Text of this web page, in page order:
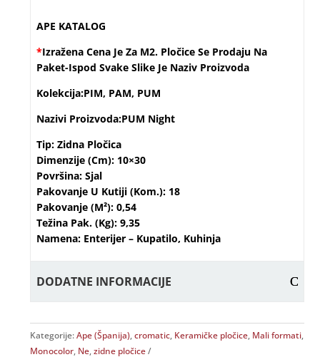
APE KATALOG
*Izražena Cena Je Za M2. Pločice Se Prodaju Na
Paket-Ispod Svake Slike Je Naziv Proizvoda
Kolekcija:PIM, PAM, PUM
Nazivi Proizvoda:PUM Night
Tip: Zidna Pločica
Dimenzije (cm): 10×30
Površina: Sjal
Pakovanje U Kutiji (kom.): 18
Pakovanje (m²): 0,54
Težina Pak. (kg): 9,35
Namena: Enterijer – Kupatilo, Kuhinja
DODATNE INFORMACIJE
Kategorije:Ape (Španija),cromatic, Keramičke pločice, Mali formati,
Monocolor, Ne,zidne pločice